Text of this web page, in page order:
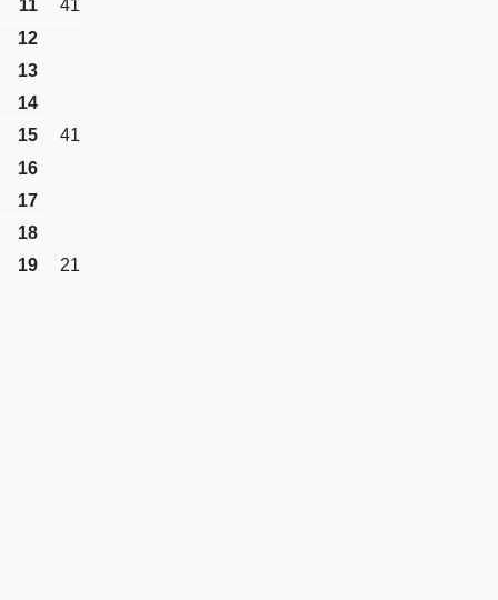
11
41
12
13
14
15
41
16
17
18
19
21